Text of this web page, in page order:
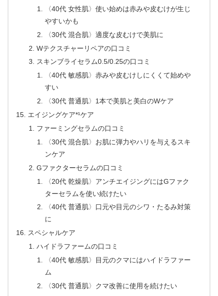
〈40代 女性肌〉使い始めは赤みや皮むけが生じ
やすいかも
〈30代 混合肌〉適度な皮むけで美肌に
Wテクスチャーリペアの口コミ
スキンブライセラム0.5/0.25の口コミ
〈40代 敏感肌〉赤みや皮むけしにくくて始めや
すい
〈30代 普通肌〉1本で美肌と美白のWケア
エイジングケア*¹ケア
ファーミングセラムの口コミ
〈30代 混合肌〉お肌に弾力やハリを与えるスキ
ンケア
Gファクターセラムの口コミ
〈20代 乾燥肌〉アンチエイジングにはGファク
ターセラムを使い続けたい
〈40代 普通肌〉口元や目元のシワ・たるみ対策
に
スペシャルケア
ハイドラファームの口コミ
〈40代 敏感肌〉目元のクマにはハイドラファー
ム
〈30代 普通肌〉クマ改善に使用を続けたい